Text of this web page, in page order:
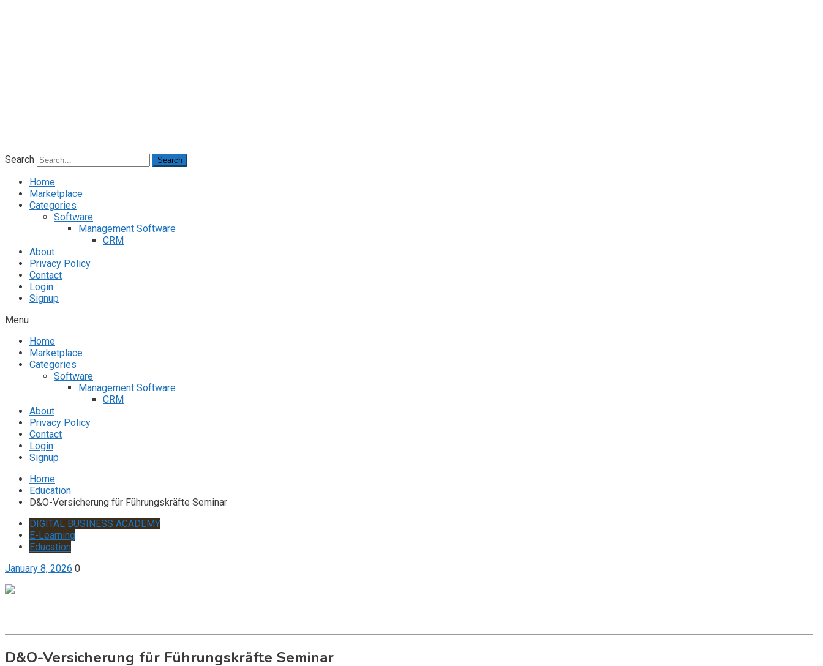
Search Search
Home
Marketplace
Categories
Software
Management Software
CRM
About
Privacy Policy
Contact
Login
Signup
Menu
Home
Marketplace
Categories
Software
Management Software
CRM
About
Privacy Policy
Contact
Login
Signup
Home
Education
D&O-Versicherung für Führungskräfte Seminar
DIGITAL BUSINESS ACADEMY
E-Learning
Education
January 8, 2026 0
D&O-Versicherung für Führungskräfte Seminar